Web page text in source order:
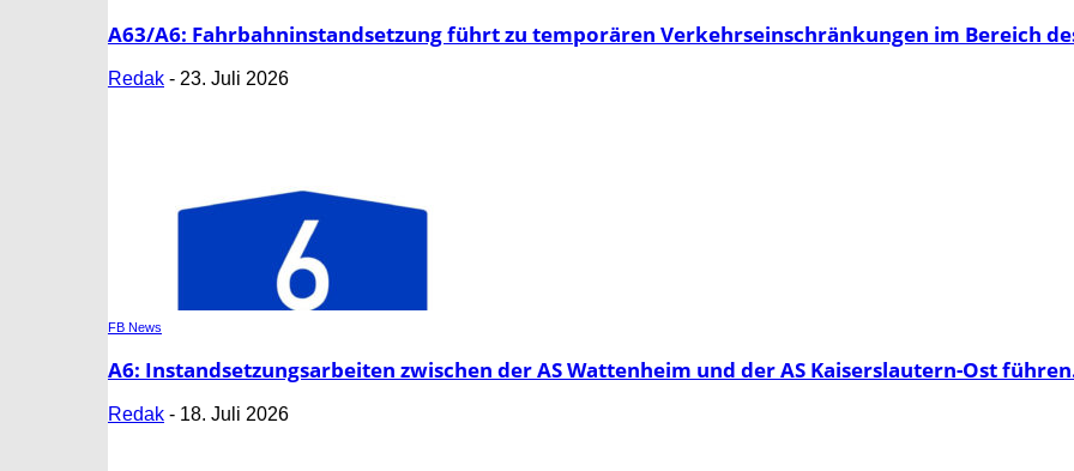
A63/A6: Fahrbahninstandsetzung führt zu temporären Verkehrseinschränkungen im Bereich
Redak - 23. Juli 2026
FB News
A6: Instandsetzungsarbeiten zwischen der AS Wattenheim und der AS Kaiserslautern-Ost
Redak - 18. Juli 2026